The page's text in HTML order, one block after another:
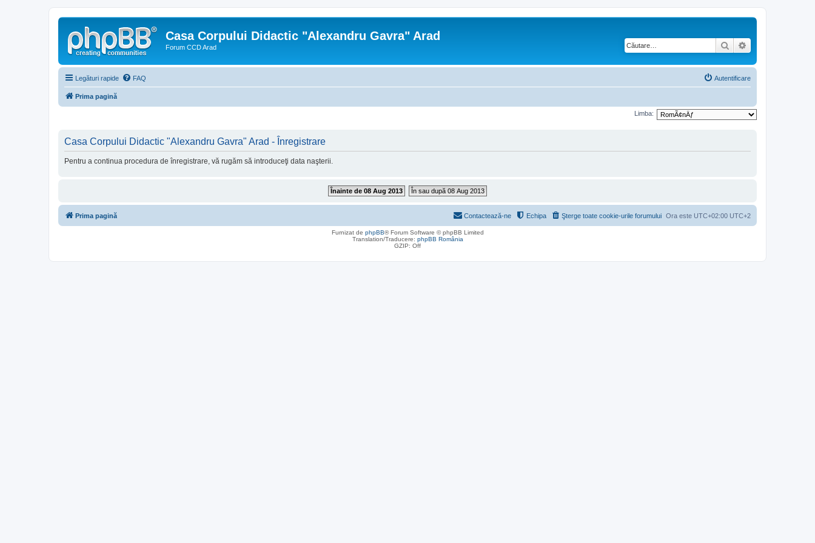
Casa Corpului Didactic "Alexandru Gavra" Arad
Forum CCD Arad Căutare
Legături rapide FAQ Autentificare
Prima pagină
Limba:
Casa Corpului Didactic "Alexandru Gavra" Arad - Înregistrare
Pentru a continua procedura de înregistrare, vă rugăm să introduceţi data naşterii.
Înainte de 08 Aug 2013 În sau după 08 Aug 2013
Prima pagină Ora este UTC+02:00 UTC+2
Şterge toate cookie-urile forumului
Echipa
Contactează-ne
Furnizat de phpBB® Forum Software © phpBB Limited
Translation/Traducere: phpBB România
GZIP: Off